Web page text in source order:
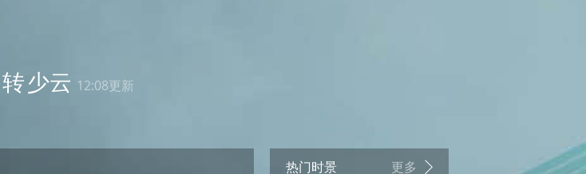
转少云 12:08更新
热门时景 更多